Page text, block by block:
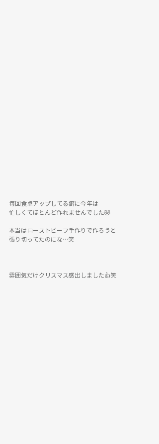
毎回食卓アップしてる癖に今年は
忙しくてほとんど作れませんでした🤣
本当はローストビーフ手作りで作ろうと
張り切ってたのにな…笑
雰囲気だけクリスマス感出しました👍笑